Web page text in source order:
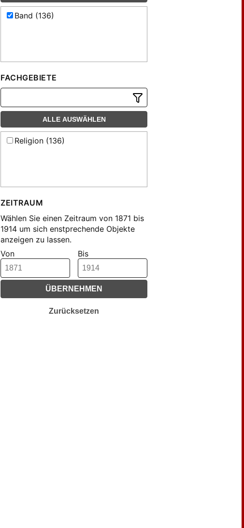
Band (136)
FACHGEBIETE
ALLE AUSWÄHLEN
Religion (136)
ZEITRAUM
Wählen Sie einen Zeitraum von 1871 bis
1914 um sich enstprechende Objekte
anzeigen zu lassen.
Von
Bis
ÜBERNEHMEN
Zurücksetzen